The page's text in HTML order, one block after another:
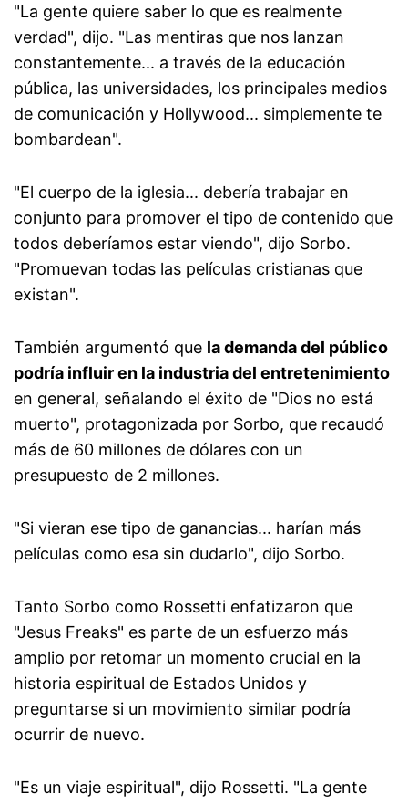
"La gente quiere saber lo que es realmente
verdad", dijo. "Las mentiras que nos lanzan
constantemente... a través de la educación
pública, las universidades, los principales medios
de comunicación y Hollywood... simplemente te
bombardean".
"El cuerpo de la iglesia... debería trabajar en
conjunto para promover el tipo de contenido que
todos deberíamos estar viendo", dijo Sorbo.
"Promuevan todas las películas cristianas que
existan".
También argumentó que la demanda del público
podría influir en la industria del entretenimiento
en general, señalando el éxito de "Dios no está
muerto", protagonizada por Sorbo, que recaudó
más de 60 millones de dólares con un
presupuesto de 2 millones.
"Si vieran ese tipo de ganancias... harían más
películas como esa sin dudarlo", dijo Sorbo.
Tanto Sorbo como Rossetti enfatizaron que
"Jesus Freaks" es parte de un esfuerzo más
amplio por retomar un momento crucial en la
historia espiritual de Estados Unidos y
preguntarse si un movimiento similar podría
ocurrir de nuevo.
"Es un viaje espiritual", dijo Rossetti. "La gente